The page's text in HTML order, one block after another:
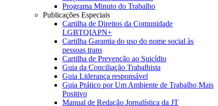
Programa Minuto do Trabalho
Publicações Especiais
Cartilha de Direitos da Comunidade
LGBTQIAPN+
Cartilha Garantia do uso do nome social às
pessoas trans
Cartilha de Prevenção ao Suicídio
Guia da Conciliação Trabalhista
Guia Liderança responsável
Guia Prático por Um Ambiente de Trabalho Mais
Positivo
Manual de Redação Jornalística da JT